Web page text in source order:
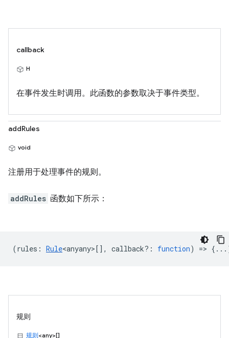
callback
H
在事件发生时调用。此函数的参数取决于事件类型。
addRules
void
注册用于处理事件的规则。
addRules 函数如下所示：
(rules : Rule<anyany> [], callback? : function) =>
规则
规则<any>[]